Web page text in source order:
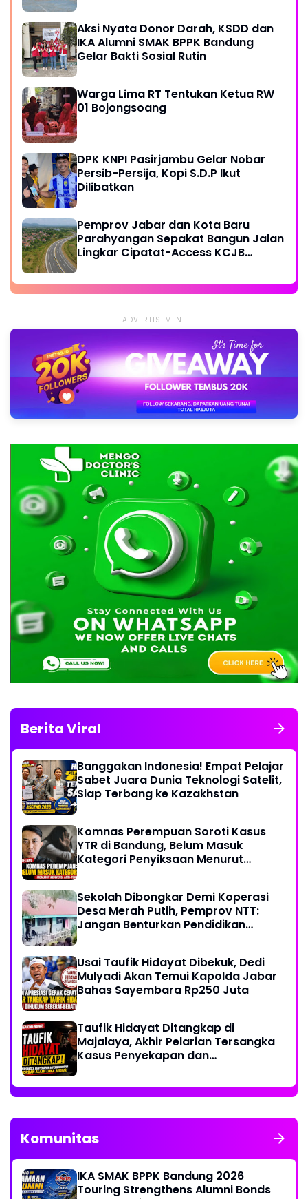
Aksi Nyata Donor Darah, KSDD dan
IKA Alumni SMAK BPPK Bandung
Gelar Bakti Sosial Rutin
Warga Lima RT Tentukan Ketua RW
01 Bojongsoang
DPK KNPI Pasirjambu Gelar Nobar
Persib-Persija, Kopi S.D.P Ikut
Dilibatkan
Pemprov Jabar dan Kota Baru
Parahyangan Sepakat Bangun Jalan
Lingkar Cipatat-Access KCJB
ADVERTISEMENT
Berita Viral
Banggakan Indonesia! Empat Pelajar
Sabet Juara Dunia Teknologi Satelit,
Siap Terbang ke Kazakhstan
Komnas Perempuan Soroti Kasus
YTR di Bandung, Belum Masuk
Kategori Penyiksaan Menurut
Sekolah Dibongkar Demi Koperasi
Desa Merah Putih, Pemprov NTT:
Jangan Benturkan Pendidikan
Usai Taufik Hidayat Dibekuk, Dedi
Mulyadi Akan Temui Kapolda Jabar
Bahas Sayembara Rp250 Juta
Taufik Hidayat Ditangkap di
Majalaya, Akhir Pelarian Tersangka
Kasus Penyekapan dan
Komunitas
IKA SMAK BPPK Bandung 2026
Touring Strengthens Alumni Bonds